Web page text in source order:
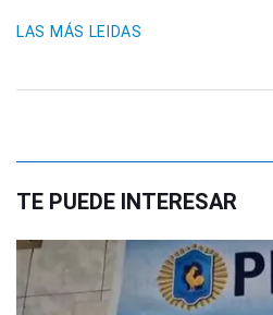
LAS MÁS LEIDAS
TE PUEDE INTERESAR